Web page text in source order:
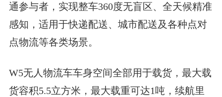
通参与者，实现整车360度无盲区、全天候精准
感知，适用于快递配送、城市配送及各种点对
点物流等各类场景。
W5无人物流车车身空间全部用于载货，最大载
货容积5.5立方米，最大载重可达1吨，续航里